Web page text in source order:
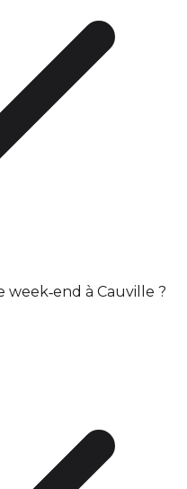
week‑end à Cauville ?